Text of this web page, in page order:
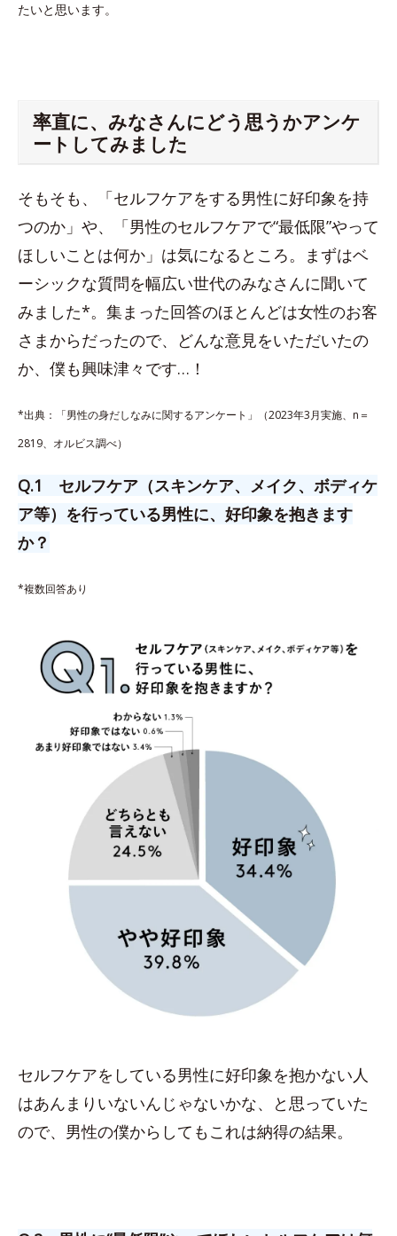
たいと思います。
率直に、みなさんにどう思うかアンケ
ートしてみました
そもそも、「セルフケアをする男性に好印象を持
つのか」や、「男性のセルフケアで“最低限”やって
ほしいことは何か」は気になるところ。まずはベ
ーシックな質問を幅広い世代のみなさんに聞いて
みました*。集まった回答のほとんどは女性のお客
さまからだったので、どんな意見をいただいたの
か、僕も興味津々です…！
*出典：「男性の身だしなみに関するアンケート」（2023年3月実施、n＝
2819、オルビス調べ）
Q.1 セルフケア（スキンケア、メイク、ボディケ
ア等）を行っている男性に、好印象を抱きます
か？
*複数回答あり
セルフケアをしている男性に好印象を抱かない人
はあんまりいないんじゃないかな、と思っていた
ので、男性の僕からしてもこれは納得の結果。